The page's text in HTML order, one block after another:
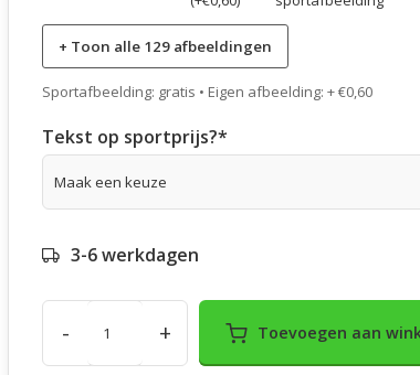
+ Toon alle 129 afbeeldingen
Sportafbeelding: gratis • Eigen afbeelding: + €0,60
Tekst op sportprijs?*
3-6 werkdagen
- + Toevoegen aan